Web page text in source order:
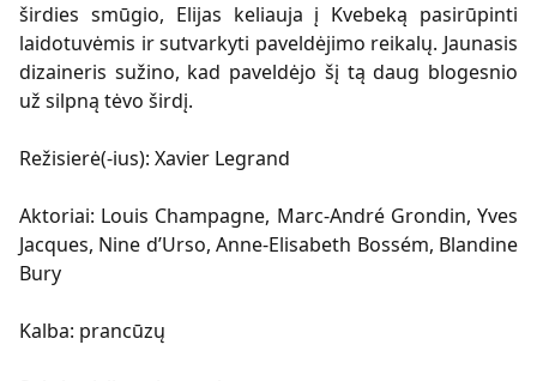
širdies smūgio, Elijas keliauja į Kvebeką pasirūpinti
laidotuvėmis ir sutvarkyti paveldėjimo reikalų. Jaunasis
dizaineris sužino, kad paveldėjo šį tą daug blogesnio
už silpną tėvo širdį.
Režisierė(-ius): Xavier Legrand
Aktoriai: Louis Champagne, Marc-André Grondin, Yves
Jacques, Nine d’Urso, Anne-Elisabeth Bossém, Blandine
Bury
Kalba: prancūzų